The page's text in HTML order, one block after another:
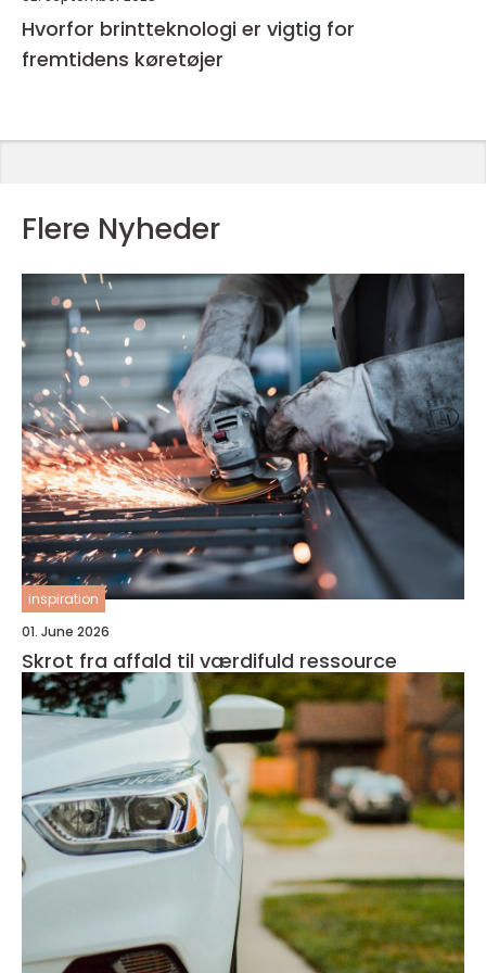
Hvorfor brintteknologi er vigtig for
fremtidens køretøjer
Flere Nyheder
inspiration
01. June 2026
Skrot fra affald til værdifuld ressource